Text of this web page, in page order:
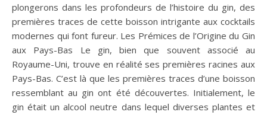
plongerons dans les profondeurs de l’histoire du gin, des
premières traces de cette boisson intrigante aux cocktails
modernes qui font fureur. Les Prémices de l’Origine du Gin
aux Pays-Bas Le gin, bien que souvent associé au
Royaume-Uni, trouve en réalité ses premières racines aux
Pays-Bas. C’est là que les premières traces d’une boisson
ressemblant au gin ont été découvertes. Initialement, le
gin était un alcool neutre dans lequel diverses plantes et